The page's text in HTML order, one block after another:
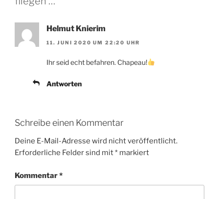
Helmut Knierim
11. JUNI 2020 UM 22:20 UHR
Ihr seid echt befahren. Chapeau!
Antworten
Schreibe einen Kommentar
Deine E-Mail-Adresse wird nicht veröffentlicht.
Erforderliche Felder sind mit* markiert
Kommentar*